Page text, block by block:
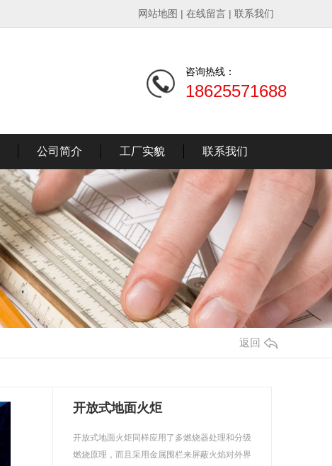
网站地图 | 在线留言 | 联系我们
咨询热线：
18625571688
公司简介 工厂实貌 联系我们
返回
开放式地面火炬
开放式地面火炬同样应用了多燃烧器处理和分级
燃烧原理，而且采用金属围栏来屏蔽火焰对外界